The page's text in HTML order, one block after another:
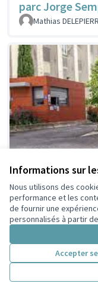
Informations sur
Nous utilisons des
performance et les
de fournir une
personnalisés à partir
Accepter
parc Jorge
Mathias
Prêt de Vélo-
Yves Dubillard
8